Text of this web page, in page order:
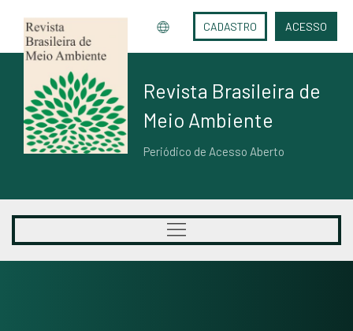
CADASTRO ACESSO
Revista Brasileira de
Meio Ambiente
Periódico de Acesso Aberto